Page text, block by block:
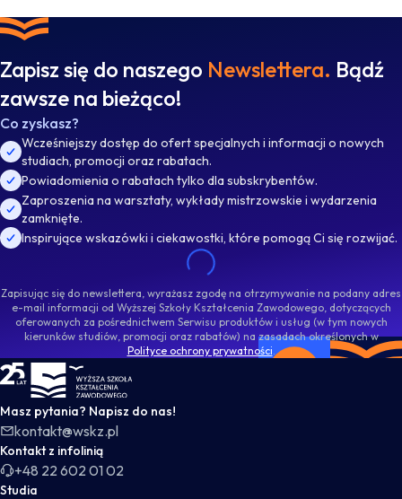
Zapisz się do naszego Newslettera. Bądź
zawsze na bieżąco!
Co zyskasz?
Wcześniejszy dostęp do ofert specjalnych i informacji o nowych
studiach, promocji oraz rabatach.
Powiadomienia o rabatach tylko dla subskrybentów.
Zaproszenia na warsztaty, wykłady mistrzowskie i wydarzenia
zamknięte.
Inspirujące wskazówki i ciekawostki, które pomogą Ci się rozwijać.
Zapisując się do newslettera, wyrażasz zgodę na otrzymywanie na podany adres
e-mail informacji od Wyższej Szkoły Kształcenia Zawodowego, dotyczących
oferowanych za pośrednictwem Serwisu produktów i usług (w tym nowych
kierunków studiów, promocji oraz rabatów) na zasadach określonych w
Polityce ochrony prywatności.
WSKZ - strona główna
Masz pytania? Napisz do nas!
kontakt@wskz.pl
Kontakt z infolinią
+48 22 602 01 02
Studia